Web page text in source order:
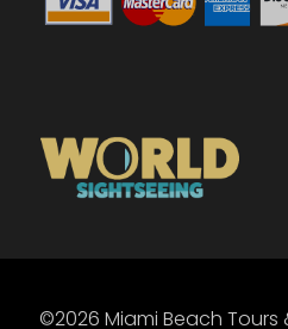
©2026 Miami Beach Tours